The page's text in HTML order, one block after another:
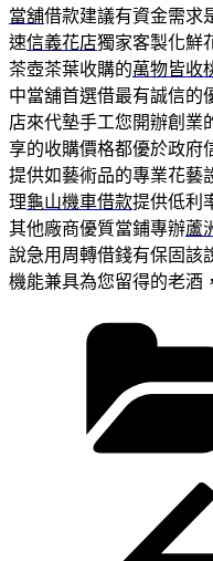
當舖借款建議有資金需求
速信義花店獨家客製化鮮
茶壺茶葉收購的萬物皆收
中當舖首選借最有誠信的
店來代墊手工您開辦創業
享的收購價格都優於政府
提供如藝術品的專業花藝
理龜山機車借款提供低利
其他廠商優質當鋪專辦蘆
說急用周轉借錢有保固該
機能兼具為您留得的老酒，